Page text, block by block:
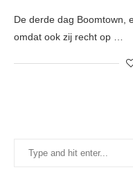
De derde dag Boomtown,
omdat ook zij recht op …